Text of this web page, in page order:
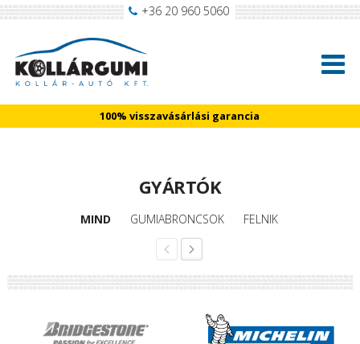
+36 20 960 5060
100% visszavásárlási garancia
GYÁRTÓK
MIND GUMIABRONCSOK FELNIK